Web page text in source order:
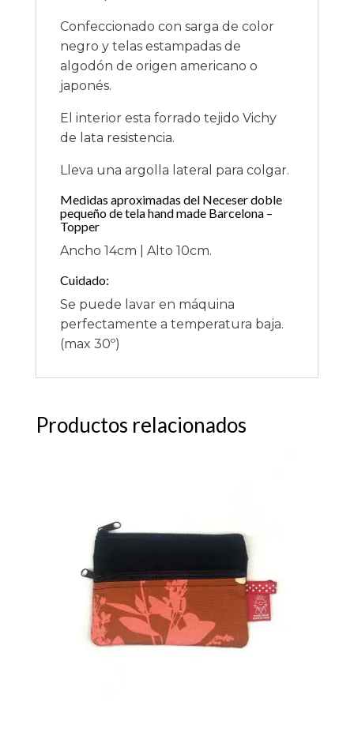
Confeccionado con sarga de color
negro y telas estampadas de
algodón de origen americano o
japonés.
El interior esta forrado tejido Vichy
de lata resistencia.
Lleva una argolla lateral para colgar.
Medidas aproximadas del Neceser doble
pequeño de tela hand made Barcelona –
Topper
Ancho 14cm | Alto 10cm.
Cuidado:
Se puede lavar en máquina
perfectamente a temperatura baja.
(max 30º)
Productos relacionados